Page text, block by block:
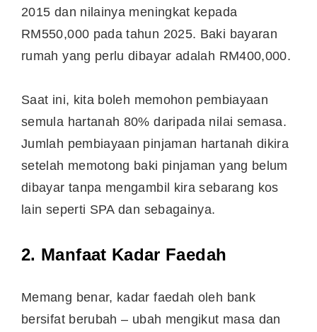
2015 dan nilainya meningkat kepada
RM550,000 pada tahun 2025. Baki bayaran
rumah yang perlu dibayar adalah RM400,000.
Saat ini, kita boleh memohon pembiayaan
semula hartanah 80% daripada nilai semasa.
Jumlah pembiayaan pinjaman hartanah dikira
setelah memotong baki pinjaman yang belum
dibayar tanpa mengambil kira sebarang kos
lain seperti SPA dan sebagainya.
2. Manfaat Kadar Faedah
Memang benar, kadar faedah oleh bank
bersifat berubah – ubah mengikut masa dan